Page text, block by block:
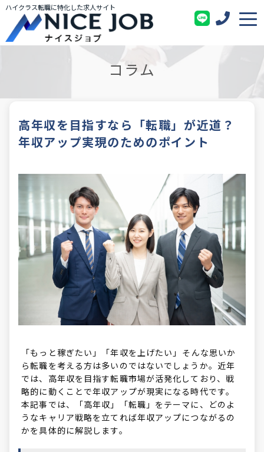
ハイクラス転職に特化した求人サイト
コラム
高年収を目指すなら「転職」が近道？
年収アップ実現のためのポイント
「もっと稼ぎたい」「年収を上げたい」――そんな思いか
ら転職を考える方は多いのではないでしょうか。近年
では、高年収を目指す転職市場が活発化しており、戦
略的に動くことで年収アップが現実になる時代です。
本記事では、「高年収」「転職」をテーマに、どのよ
うなキャリア戦略を立てれば年収アップにつながるの
かを具体的に解説します。